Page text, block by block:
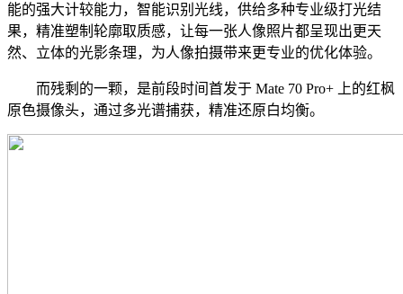
能的强大计较能力，智能识别光线，供给多种专业级打光结
果，精准塑制轮廓取质感，让每一张人像照片都呈现出更天
然、立体的光影条理，为人像拍摄带来更专业的优化体验。
而残剩的一颗，是前段时间首发于 Mate 70 Pro+ 上的红枫
原色摄像头，通过多光谱捕获，精准还原白均衡。